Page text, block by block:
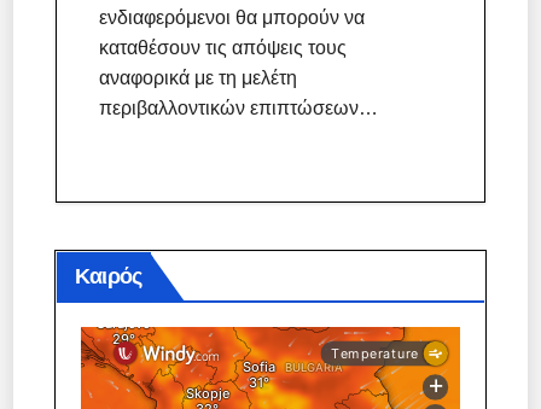
ενδιαφερόμενοι θα μπορούν να
καταθέσουν τις απόψεις τους
αναφορικά με τη μελέτη
περιβαλλοντικών επιπτώσεων…
Καιρός